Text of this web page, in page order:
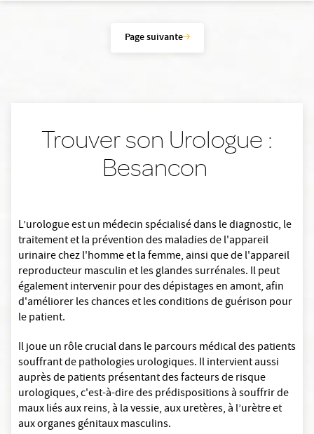
Page suivante
Trouver son Urologue :
Besancon
L’urologue est un médecin spécialisé dans le diagnostic, le
traitement et la prévention des maladies de l'appareil
urinaire chez l'homme et la femme, ainsi que de l'appareil
reproducteur masculin et les glandes surrénales. Il peut
également intervenir pour des dépistages en amont, afin
d'améliorer les chances et les conditions de guérison pour
le patient.
Il joue un rôle crucial dans le parcours médical des patients
souffrant de pathologies urologiques. Il intervient aussi
auprès de patients présentant des facteurs de risque
urologiques, c'est-à-dire des prédispositions à souffrir de
maux liés aux reins, à la vessie, aux uretères, à l’urètre et
aux organes génitaux masculins.